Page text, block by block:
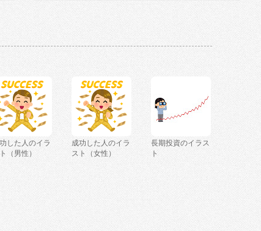
した人のイラ
（男性）
成功した人のイラ
スト（女性）
長期投資のイラス
ト